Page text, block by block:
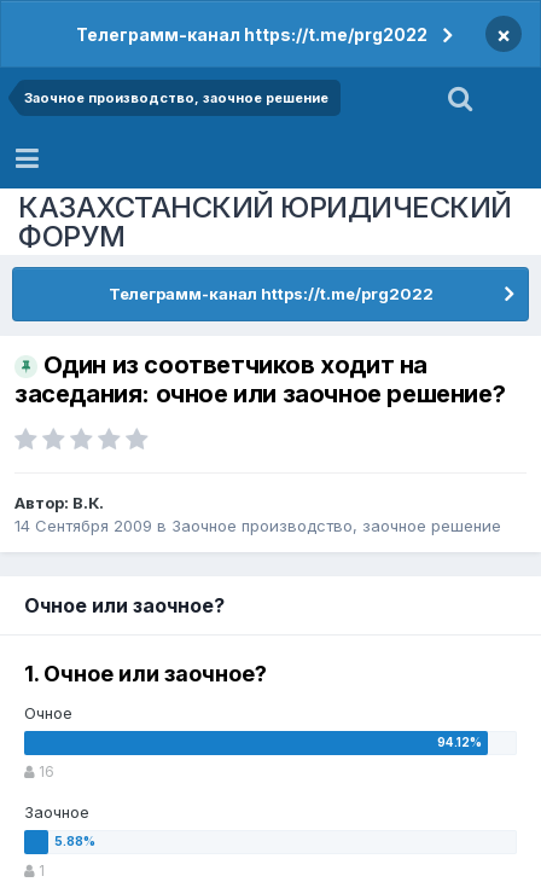
Телеграмм-канал https://t.me/prg2022 ×
Заочное производство, заочное решение
КАЗАХСТАНСКИЙ ЮРИДИЧЕСКИЙ
ФОРУМ
Телеграмм-канал https://t.me/prg2022
Один из соответчиков ходит на
заседания: очное или заочное решение?
Автор: В.К.
14 Сентября 2009 в Заочное производство, заочное решение
Очное или заочное?
1. Очное или заочное?
Очное
16
Заочное
1